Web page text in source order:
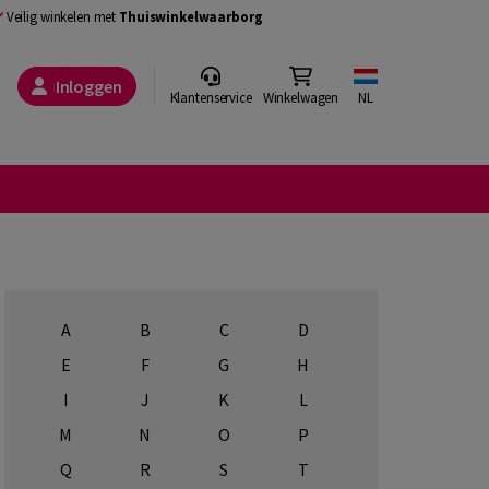
Veilig winkelen met Thuiswinkelwaarborg
Inloggen Klantenservice Winkelwagen NL
A B C
D
E
F G
H
I
J K
L
M
N O
P
Q
R S
T